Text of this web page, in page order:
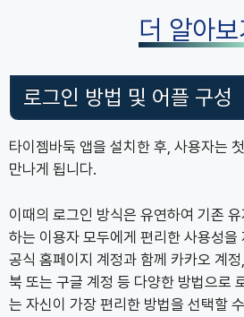
더 알아보
로그인 방법 및 어플 구성
타이젬바둑 앱을 설치한 후, 사용자는
만나게 됩니다.
이때의 로그인 방식은 유연하여 기존
하는 이용자 모두에게 편리한 사용성을
공식 홈페이지 계정과 함께 카카오 계
북 또는 구글 계정 등 다양한 방법으로
는 자신이 가장 편리한 방법을 선택할